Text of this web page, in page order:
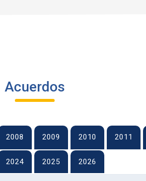
Acuerdos
2008 2009 2010 2011
2024 2025 2026